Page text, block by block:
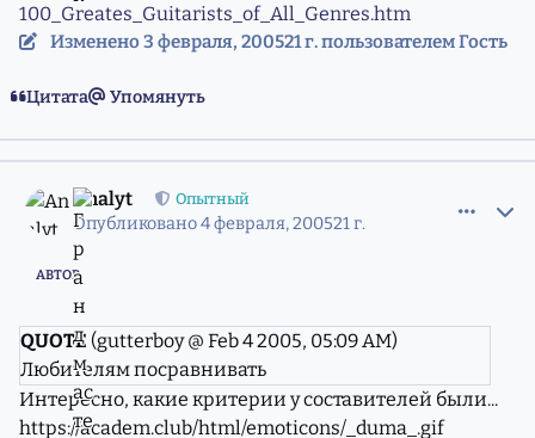
100_Greates_Guitarists_of_All_Genres.htm
Изменено3 февраля, 200521 г.пользователем Гость
Цитата Упомянуть
Analyt Опытный
Опубликовано4 февраля, 200521 г.
АВТОР
QUOTE (gutterboy @ Feb 4 2005, 05:09 AM)
Любителям посравнивать
Интересно, какие критерии у составителей были...
https://academ.club/html/emoticons/_duma_.gif